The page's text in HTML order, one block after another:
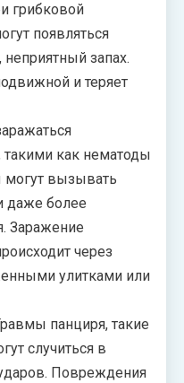
грибковой
появляться
запах.
и теряет
как нематоды
могут вызывать
даже более
Заражение
через
улитками или
панциря, такие
случиться в
Повреждения